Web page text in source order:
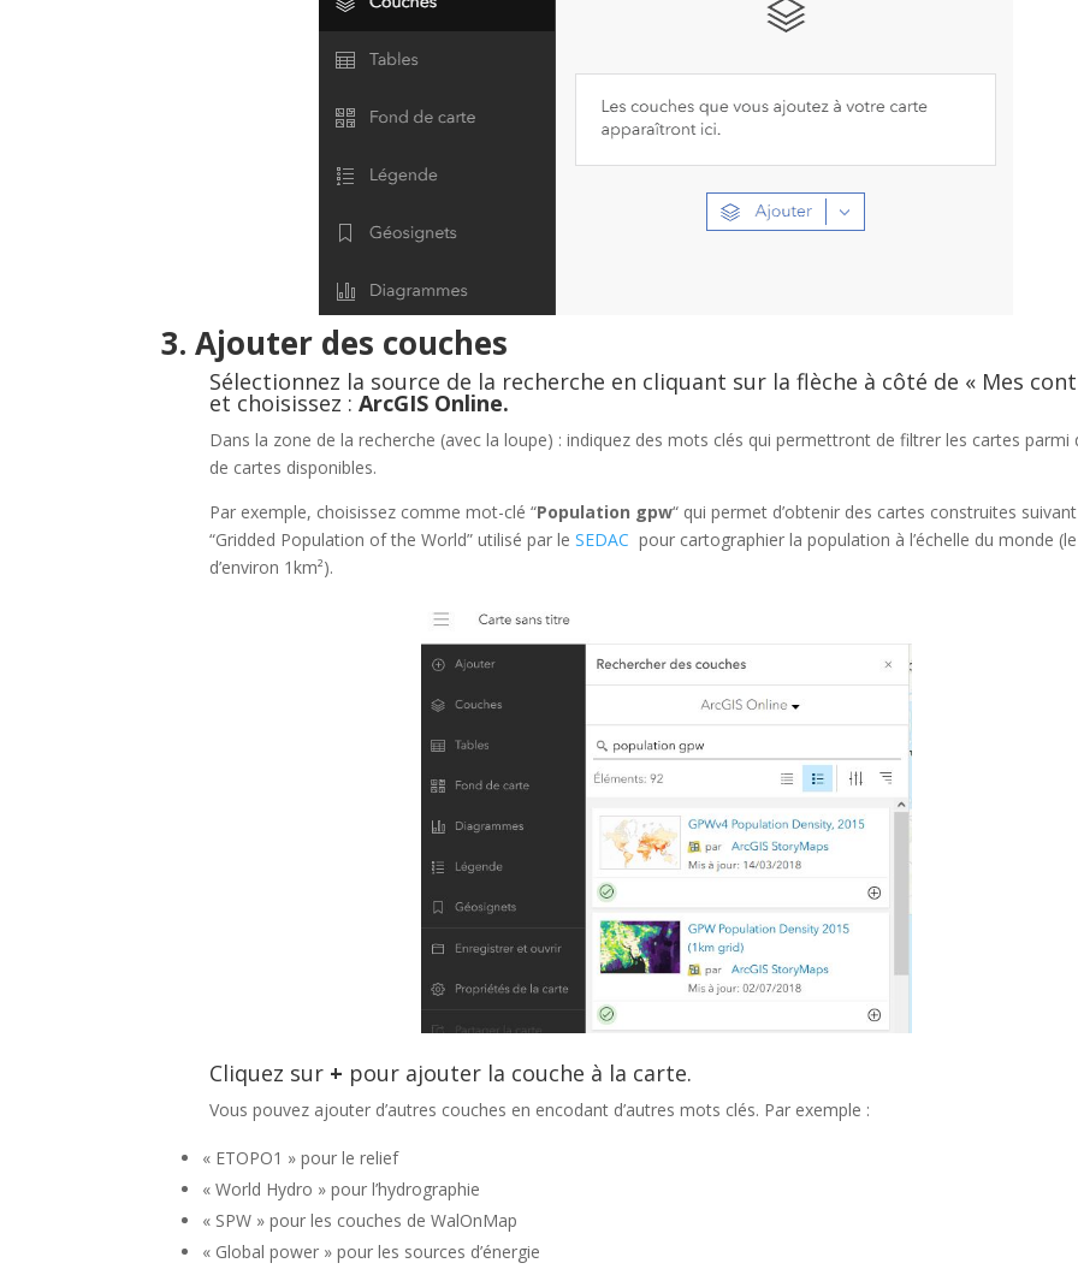
3. Ajouter des couches
Sélectionnez la source de la recherche en cliquant sur la flèche à côté de « Mes
et choisissez :ArcGIS Online.
Dans la zone de la recherche (avec la loupe) : indiquez des mots clés qui permettront de filtrer les cartes parmi
de cartes disponibles.
Par exemple, choisissez comme mot-clé “Population gpw“ qui permet d’obtenir des cartes construites
“Gridded Population of the World” utilisé par leSEDAC pour cartographier la population à l’échelle du monde
d’environ 1km²).
Cliquez sur + pour ajouter la couche à la carte.
Vous pouvez ajouter d’autres couches en encodant d’autres mots clés. Par exemple :
« ETOPO1 » pour le relief
« World Hydro » pour l’hydrographie
« SPW » pour les couches de WalOnMap
« Global power » pour les sources d’énergie